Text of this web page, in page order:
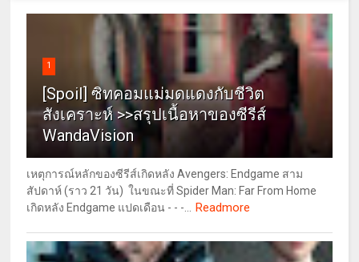
1
[Spoil] ซิทคอมแม่มดแดงกับชีวิต
สังเคราะห์ >>สรุปเนื้อหาของซีรีส์
WandaVision
เหตุการณ์หลักของซีรีส์เกิดหลัง Avengers: Endgame สาม
สัปดาห์ (ราว 21 วัน) ในขณะที่ Spider Man: Far From Home
เกิดหลัง Endgame แปดเดือน - - -...
Readmore